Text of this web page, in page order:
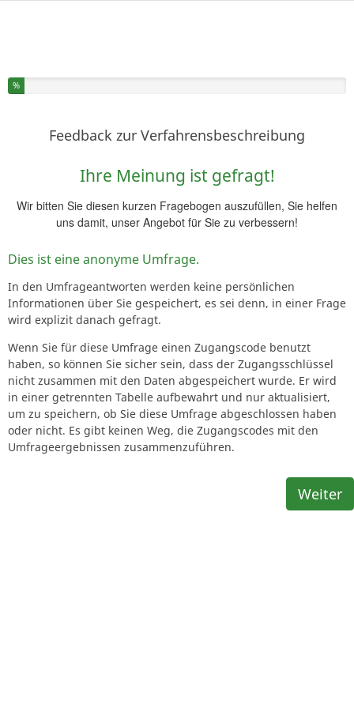
Sie haben % dieser Umfrage fertiggestellt.
%
Feedback zur Verfahrensbeschreibung
Ihre Meinung ist gefragt!
Wir bitten Sie diesen kurzen Fragebogen auszufüllen, Sie helfen
uns damit, unser Angebot für Sie zu verbessern!
Dies ist eine anonyme Umfrage.
In den Umfrageantworten werden keine persönlichen
Informationen über Sie gespeichert, es sei denn, in einer Frage
wird explizit danach gefragt.
Wenn Sie für diese Umfrage einen Zugangscode benutzt
haben, so können Sie sicher sein, dass der Zugangsschlüssel
nicht zusammen mit den Daten abgespeichert wurde. Er wird
in einer getrennten Tabelle aufbewahrt und nur aktualisiert,
um zu speichern, ob Sie diese Umfrage abgeschlossen haben
oder nicht. Es gibt keinen Weg, die Zugangscodes mit den
Umfrageergebnissen zusammenzuführen.
Weiter